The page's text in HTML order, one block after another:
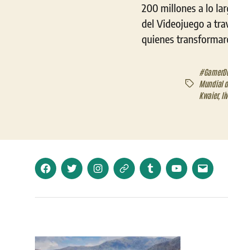
200 millones a lo
del Videojuego a
quienes
EtiquetasMundial
Kwaier,
FacebookTwitter InstagramTelegramTumblr YouTubeCorreo